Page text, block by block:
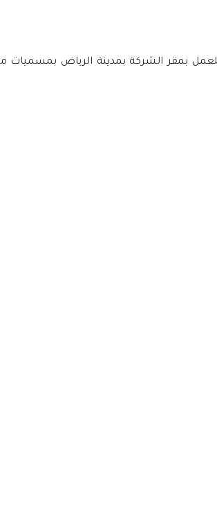
بمقر الشركة بمدينة الرياض بمسميات